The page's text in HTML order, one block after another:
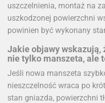
uszczelnienia, montaż na
uszkodzonej powierzchni
powinien być wykonany
Jakie objawy wskazują,
nie tylko manszeta, ale
Jeśli nowa manszeta
nieszczelność wraca po
stan gniazda, powierzchni